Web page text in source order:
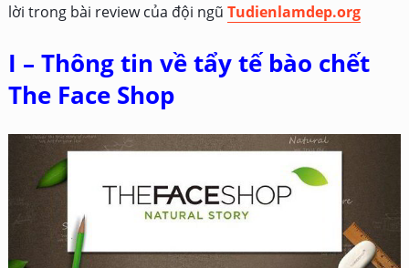
lời trong bài review của đội ngũ Tudienlamdep.org
I – Thông tin về tẩy tế bào chết
The Face Shop